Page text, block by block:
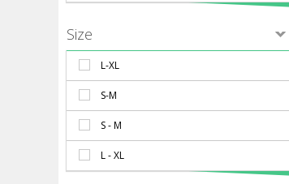
Size
L-XL
S-M
S - M
L - XL